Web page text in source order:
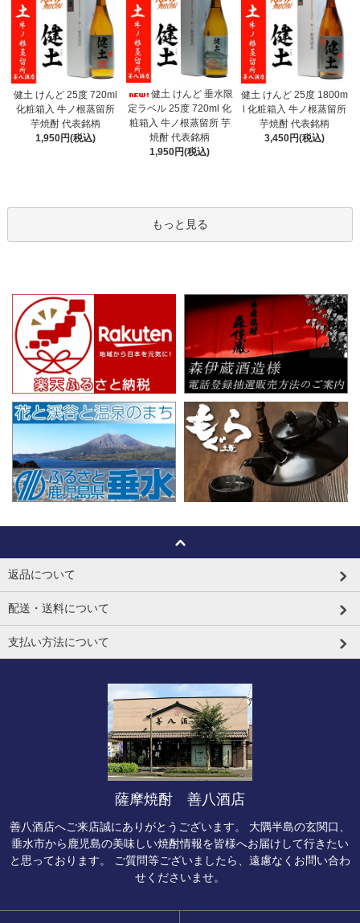
健土 けんど 25度 720ml
化粧箱入 牛ノ根蒸留所
芋焼酎 代表銘柄
1,950円(税込)
健土 けんど 垂水限
定ラベル 25度 720ml 化
粧箱入 牛ノ根蒸留所 芋
焼酎 代表銘柄
1,950円(税込)
健土 けんど 25度 1800m
l 化粧箱入 牛ノ根蒸留所
芋焼酎 代表銘柄
3,450円(税込)
もっと見る
返品について
配送・送料について
支払い方法について
薩摩焼酎 善八酒店
善八酒店へご来店誠にありがとうございます。 大隅半島の玄関口、
垂水市から鹿児島の美味しい焼酎情報を皆様へお届けして行きたい
と思っております。 ご質問等ございましたら、遠慮なくお問い合わ
せくださいませ。